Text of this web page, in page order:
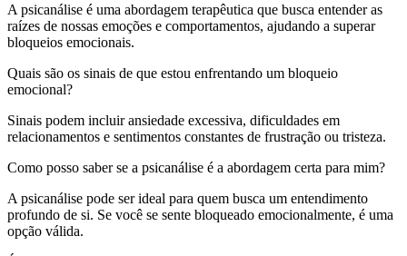
A psicanálise é uma abordagem terapêutica que busca entender as
raízes de nossas emoções e comportamentos, ajudando a superar
bloqueios emocionais.
Quais são os sinais de que estou enfrentando um bloqueio
emocional?
Sinais podem incluir ansiedade excessiva, dificuldades em
relacionamentos e sentimentos constantes de frustração ou tristeza.
Como posso saber se a psicanálise é a abordagem certa para mim?
A psicanálise pode ser ideal para quem busca um entendimento
profundo de si. Se você se sente bloqueado emocionalmente, é uma
opção válida.